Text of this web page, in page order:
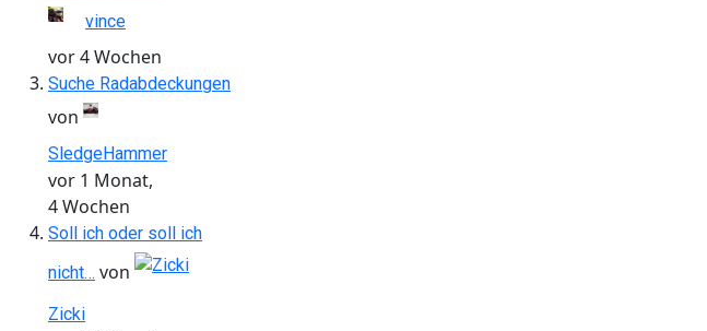
vince
vor 4 Wochen
Suche Radabdeckungen
von
SledgeHammer
vor 1 Monat,
4 Wochen
Soll ich oder soll ich
nicht… von
Zicki